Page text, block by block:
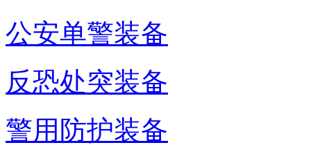
公安单警装备
反恐处突装备
警用防护装备